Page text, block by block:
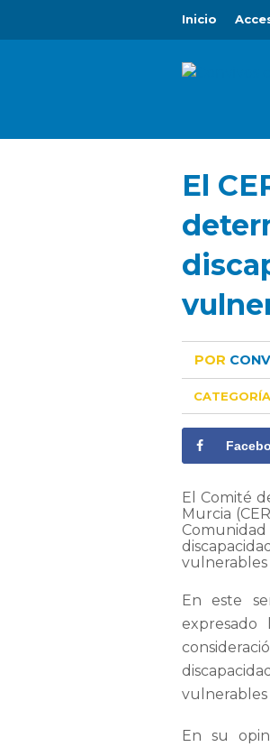
Inicio
El
POR
CATEGORÍA
El Comité
Murcia
vulnerables
En este
vulnerables
En su